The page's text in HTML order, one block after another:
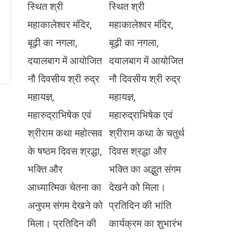
स्थित श्री
महाकालेश्वर मंदिर,
बूढ़ी का नगला,
दयालबाग में आयोजित
नौ दिवसीय श्री रुद्र
महायज्ञ,
महारुद्राभिषेक एवं
श्रीराम कथा महोत्सव
के षष्ठम दिवस श्रद्धा,
भक्ति और
आध्यात्मिक चेतना का
अनुपम संगम देखने को
मिला। प्रतिदिन की
स्थित श्री
महाकालेश्वर मंदिर,
बूढ़ी का नगला,
दयालबाग में आयोजित
नौ दिवसीय श्री रुद्र
महायज्ञ,
महारुद्राभिषेक एवं
श्रीराम कथा के चतुर्थ
दिवस श्रद्धा और
भक्ति का अद्भुत संगम
देखने को मिला।
प्रतिदिन की भांति
कार्यक्रम का शुभारंभ